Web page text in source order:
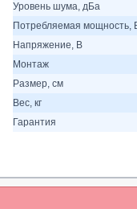
Уровень шума, дБа
Потребляемая мощность,
Напряжение, В
Монтаж
Размер, см
Вес, кг
Гарантия